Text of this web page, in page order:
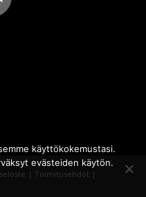
| Toimitusehdot |
käyttökokemustasi.
evästeiden käytön.